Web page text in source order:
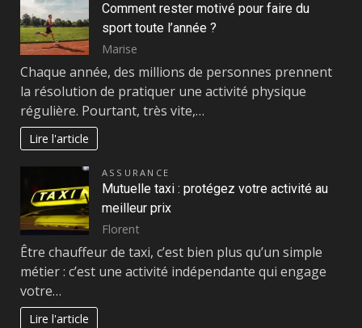
Comment rester motivé pour faire du
sport toute l’année ?
Marise
Chaque année, des millions de personnes prennent
la résolution de pratiquer une activité physique
régulière. Pourtant, très vite,…
Lire l'article
ASSURANCE
Mutuelle taxi : protégez votre activité au
meilleur prix
Florent
Être chauffeur de taxi, c’est bien plus qu’un simple
métier : c’est une activité indépendante qui engage
votre…
Lire l'article